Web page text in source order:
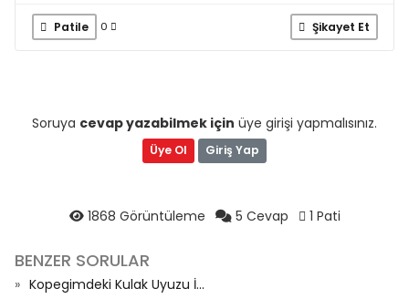
Patile 0 Şikayet Et
Soruya cevap yazabilmek için üye girişi yapmalısınız.
Üye Ol Giriş Yap
1868 Görüntüleme 5 Cevap 1 Pati
BENZER SORULAR
Kopegimdeki Kulak Uyuzu İ...